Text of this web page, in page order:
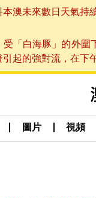
澳未來數日天氣持
「白海豚」的外圍
起的強對流，在下
圖片 視頻